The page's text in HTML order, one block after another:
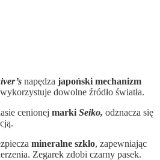
napędza japoński mechanizm
dowolne źródło światła.
cenionej marki Seiko, odznacza się
mineralne szkło, zapewniając
Zegarek zdobi czarny pasek.